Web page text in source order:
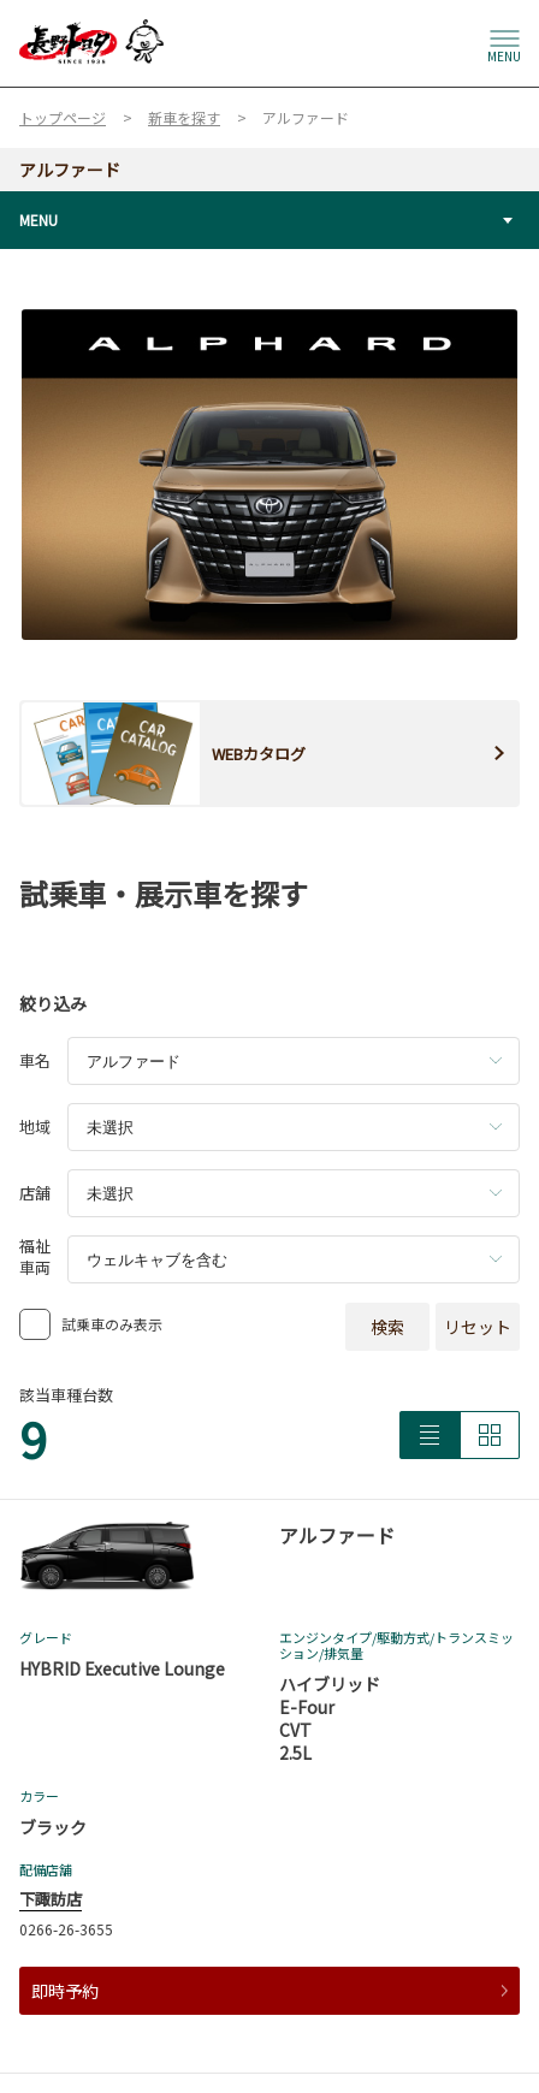
MENU
トップページ 新車を探す アルファード
アルファード
MENU
WEBカタログ
試乗車・展示車を探す
絞り込み
車名
地域
店舗
福祉
車両
試乗車のみ表示 検索 リセット
該当車種台数
9
アルファード
グレード
HYBRID Executive Lounge
エンジンタイプ/駆動方式/トランスミッ
ション/排気量
ハイブリッド
E-Four
CVT
2.5L
カラー
ブラック
配備店舗
下諏訪店
0266-26-3655
即時予約